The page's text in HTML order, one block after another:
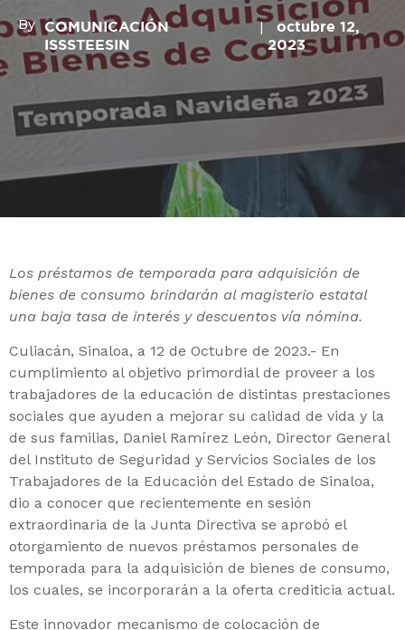
By COMUNICACIÓN
ISSSTEESIN
octubre 12,
2023
Los préstamos de temporada para adquisición de
bienes de consumo brindarán al magisterio estatal
una baja tasa de interés y descuentos vía nómina.
Culiacán, Sinaloa, a 12 de Octubre de 2023.- En
cumplimiento al objetivo primordial de proveer a los
trabajadores de la educación de distintas prestaciones
sociales que ayuden a mejorar su calidad de vida y la
de sus familias, Daniel Ramírez León, Director General
del Instituto de Seguridad y Servicios Sociales de los
Trabajadores de la Educación del Estado de Sinaloa,
dio a conocer que recientemente en sesión
extraordinaria de la Junta Directiva se aprobó el
otorgamiento de nuevos préstamos personales de
temporada para la adquisición de bienes de consumo,
los cuales, se incorporarán a la oferta crediticia actual.
Este innovador mecanismo de colocación de